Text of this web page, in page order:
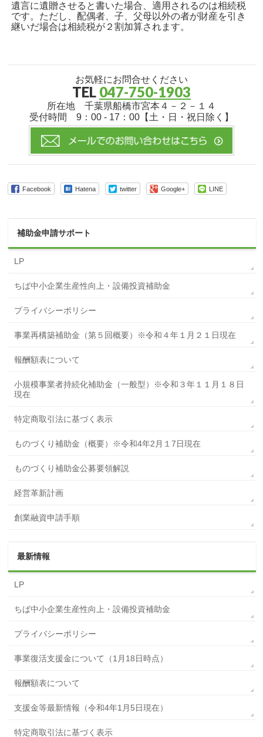
遺言に遺贈させると書いた場合、適用されるのは相続税
です。ただし、配偶者、子、父母以外の者が財産を引き
継いだ場合は相続税が２割加算されます。
お気軽にお問合せください
TEL 047-750-1903
所在地 千葉県船橋市宮本４－２－１４
受付時間 9：00 - 17：00【土・日・祝日除く】
Facebook Hatena twitter Google+ LINE
補助金申請サポート
LP
ちば中小企業生産性向上・設備投資補助金
プライバシーポリシー
事業再構築補助金（第５回概要）※令和４年１月２１日現在
報酬額表について
小規模事業者持続化補助金（一般型）※令和３年１１月１８日
現在
特定商取引法に基づく表示
ものづくり補助金（概要）※令和4年2月１7日現在
ものづくり補助金公募要領解説
経営革新計画
創業融資申請手順
最新情報
LP
ちば中小企業生産性向上・設備投資補助金
プライバシーポリシー
事業復活支援金について（1月18日時点）
報酬額表について
支援金等最新情報（令和4年1月5日現在）
特定商取引法に基づく表示